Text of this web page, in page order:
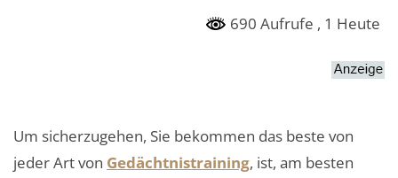
690 Aufrufe , 1 Heute
Um sicherzugehen, Sie bekommen das beste von
jeder Art von Gedächtnistraining, ist, am besten